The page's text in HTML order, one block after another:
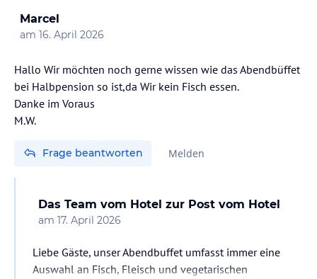
Marcel
am 16. April 2026
Hallo Wir möchten noch gerne wissen wie das Abendbüffet
bei Halbpension so ist,da Wir kein Fisch essen.
Danke im Voraus
Frage beantworten Melden
Das Team vom Hotel zur Post vom Hotel
am 17. April 2026
Liebe Gäste, unser Abendbuffet umfasst immer eine
Auswahl an Fisch, Fleisch und vegetarischen